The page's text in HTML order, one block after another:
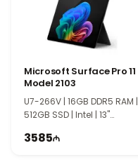
Microsoft Surface Pro 11
Model 2103
U7-266V | 16GB DDR5 RAM |
512GB SSD | Intel | 13"
Pro | EC1419
3585